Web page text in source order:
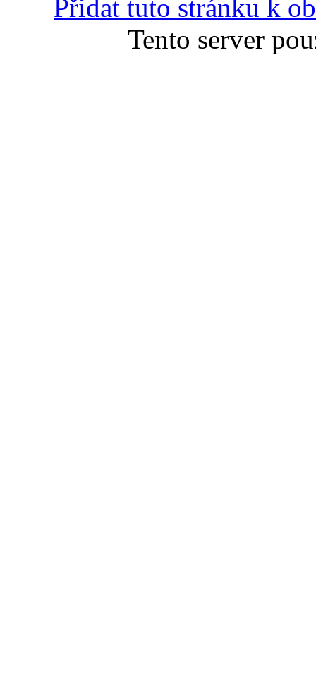
Přidat tuto stránku k
Tento server